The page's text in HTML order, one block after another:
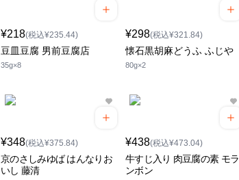
¥218(税込¥235.44)
豆皿豆腐 男前豆腐店
35g×8
¥298(税込¥321.84)
懐石黒胡麻どうふ ふじや
80g×2
¥348(税込¥375.84)
京のさしみゆば はんなりお
いし 藤清
¥438(税込¥473.04)
牛すじ入り 肉豆腐の素 モラ
ンボン